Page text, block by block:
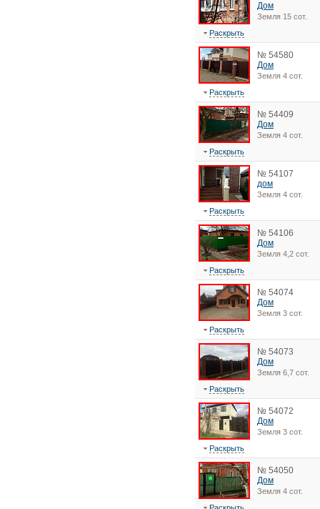
Дом
Земля 15 сот.
Раскрыть
№ 54580
Дом
Земля 4 сот.
Раскрыть
№ 54409
Дом
Земля 4 сот.
Раскрыть
№ 54107
дом
Земля 4 сот.
Раскрыть
№ 54106
Дом
Земля 4,2 сот.
Раскрыть
№ 54074
Дом
Земля 3 сот.
Раскрыть
№ 54073
Дом
Земля 6,7 сот.
Раскрыть
№ 54072
Дом
Земля 3 сот.
Раскрыть
№ 54050
Дом
Земля 4 сот.